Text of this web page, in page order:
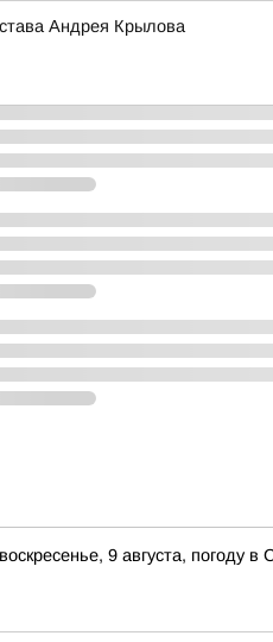
Андрея Крылова
9 августа, погоду